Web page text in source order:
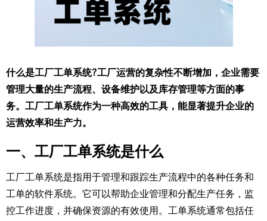
什么是工厂工单系统?工厂运营的复杂性不断增加，企业需要
管理大量的生产流程、设备维护以及库存管理等方面的事
务。工厂工单系统作为一种高效的工具，能显著提升企业的
运营效率和生产力。
一、工厂工单系统是什么
工厂工单系统是指用于管理和跟踪生产流程中的各种任务和
工单的软件系统。它可以帮助企业管理和分配生产任务，监
控工作进度，并确保资源的有效使用。工单系统通常包括任